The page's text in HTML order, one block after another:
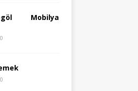
Mobilya
0
0